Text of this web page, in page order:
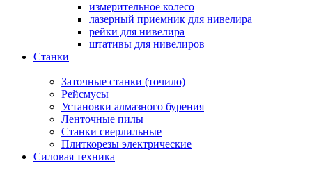
измерительное колесо
лазерный приемник для нивелира
рейки для нивелира
штативы для нивелиров
Станки
Заточные станки (точило)
Рейсмусы
Установки алмазного бурения
Ленточные пилы
Станки сверлильные
Плиткорезы электрические
Силовая техника